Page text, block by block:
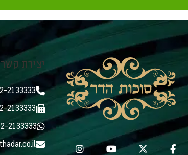
יצירת קשר
2133333
2133333
2133333